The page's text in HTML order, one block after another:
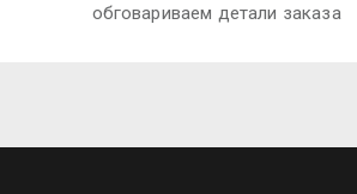
обговариваем детали заказа